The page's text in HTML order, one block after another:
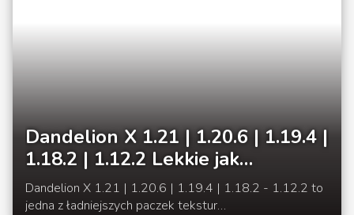
Dandelion X 1.21 | 1.20.6 | 1.19.4 |
1.18.2 | 1.12.2 Lekkie jak
dmuchawiec tekstury
Dandelion X 1.21 | 1.20.6 | 1.19.4 | 1.18.2 - 1.12.2 to
jedna z ładniejszych paczek tekstur